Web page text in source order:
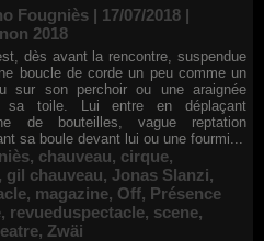
Fougniès | 17/07/2018 |
2018
dès avant la rencontre, suspendue
boucle de corde un peu comme un
sur son perchoir ou une araignée
sa toile. Lui entre en déplaçant
de bouteilles, vague reptation
sa boule devant lui ou une fourmi...
, chauveau, cirque,
, gil chauveau, Jonas Slanzi,
, magazine, Off, Présence
, revueduspectacle, scene,
, Zwäi